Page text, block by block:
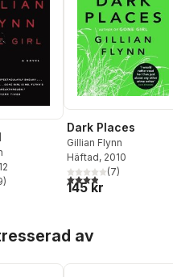
Totalt antal röster:
)
Dark Places
Gillian Flynn
Häftad, 2010
3,9utav 5 stjärnor.
(7)
145 kr
av